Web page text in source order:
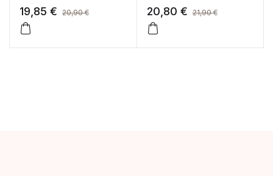
19,85 € 20,90€ 20,80 € 21,90€